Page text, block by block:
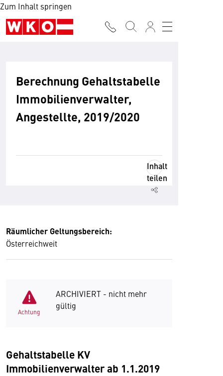
Zum Inhalt springen
Berechnung Gehaltstabelle
Immobilienverwalter,
Angestellte, 2019/2020
Inhalt
teilen
Räumlicher Geltungsbereich:
Österreichweit
Achtung
ARCHIVIERT - nicht mehr
gültig
Gehaltstabelle KV
Immobilienverwalter ab 1.1.2019